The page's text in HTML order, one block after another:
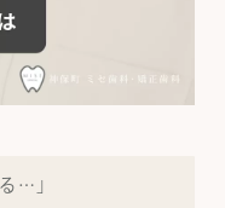
齢の方まで
多くの患者
をサポート
…」